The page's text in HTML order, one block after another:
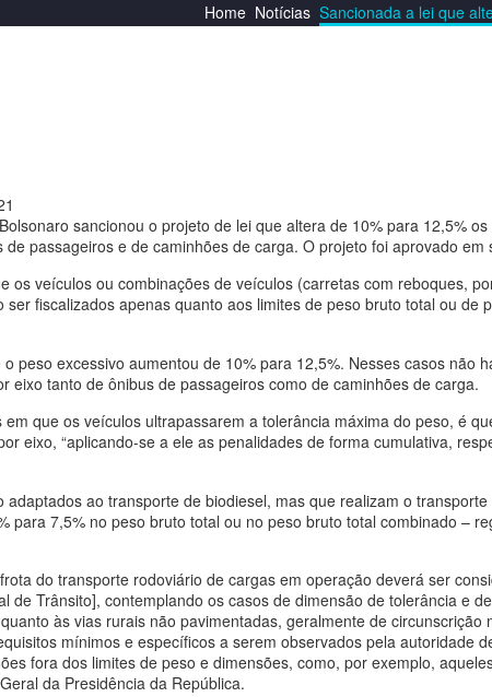
Home Notícias Sancionada a lei que
sancionou o projeto de lei que altera de 10% para 12,5%
de passageiros e de caminhões de carga. O projeto foi aprovado em
os veículos ou combinações de veículos (carretas com reboques,
ser fiscalizados apenas quanto aos limites de peso bruto total ou de
peso excessivo aumentou de 10% para 12,5%. Nesses casos não
eixo tanto de ônibus de passageiros como de caminhões de carga.
em que os veículos ultrapassarem a tolerância máxima do peso, é
eixo, “aplicando-se a ele as penalidades de forma cumulativa,
adaptados ao transporte de biodiesel, mas que realizam o
para 7,5% no peso bruto total ou no peso bruto total combinado –
do transporte rodoviário de cargas em operação deverá ser
de Trânsito], contemplando os casos de dimensão de tolerância e
às vias rurais não pavimentadas, geralmente de
mínimos e específicos a serem observados pela autoridade
fora dos limites de peso e dimensões, como, por exemplo,
da Presidência da República.